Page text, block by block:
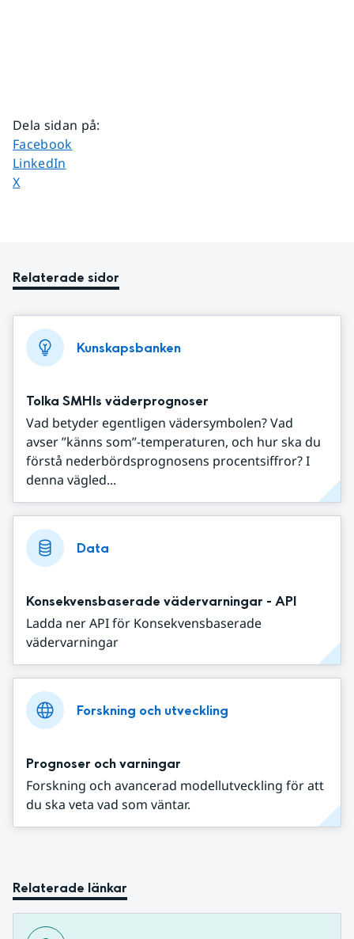
Dela sidan på:
Dela sidan på
Facebook
Dela sidan på
LinkedIn
Dela sidan på
X
Relaterade sidor
Kunskapsbanken
Tolka SMHIs väderprognoser
Vad betyder egentligen vädersymbolen? Vad
avser ”känns som”-temperaturen, och hur ska du
förstå nederbördsprognosens procentsiffror? I
denna vägled...
Data
Konsekvensbaserade vädervarningar - API
Ladda ner API för Konsekvensbaserade
vädervarningar
Forskning och utveckling
Prognoser och varningar
Forskning och avancerad modellutveckling för att
du ska veta vad som väntar.
Relaterade länkar